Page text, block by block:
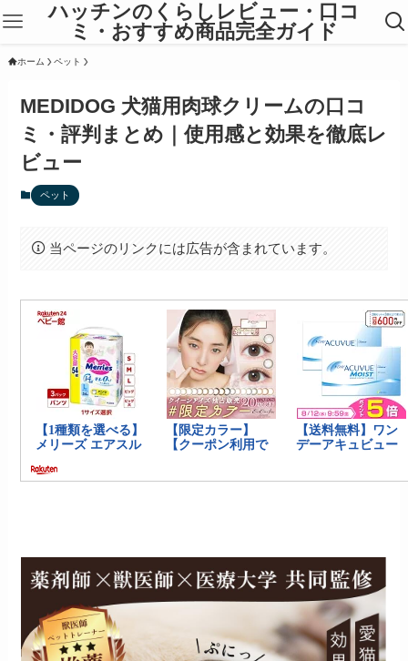
ハッチンのくらしレビュー・口コ
ミ・おすすめ商品完全ガイド
ホーム ペット
MEDIDOG 犬猫用肉球クリームの口コ
ミ・評判まとめ｜使用感と効果を徹底レ
ビュー
ペット
当ページのリンクには広告が含まれています。